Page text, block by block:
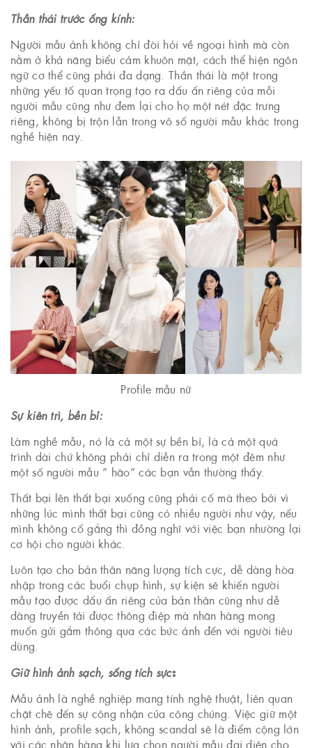
Thần thái trước ống kính:
Người mẫu ảnh không chỉ đòi hỏi về ngoại hình mà còn
nằm ở khả năng biểu cảm khuôn mặt, cách thể hiện ngôn
ngữ cơ thể cũng phải đa dạng. Thần thái là một trong
những yếu tố quan trọng tạo ra dấu ấn riêng của mỗi
người mẫu cũng như đem lại cho họ một nét đặc trưng
riêng, không bị trộn lẫn trong vô số người mẫu khác trong
nghề hiện nay.
Profile mẫu nữ
Sự kiên trì, bền bỉ:
Làm nghề mẫu, nó là cả một sự bền bỉ, là cả một quá
trình dài chứ không phải chỉ diễn ra trong một đêm như
một số người mẫu ” hão” các bạn vẫn thường thấy.
Thất bại lên thất bại xuống cũng phải cố mà theo bởi vì
những lúc mình thất bại cũng có nhiều người như vậy, nếu
mình không cố gắng thì đồng nghĩ với việc bạn nhường lại
cơ hội cho người khác.
Luôn tạo cho bản thân năng lượng tích cực, dễ dàng hòa
nhập trong các buổi chụp hình, sự kiện sẽ khiến người
mẫu tạo được dấu ấn riêng của bản thân cũng như dễ
dàng truyền tải được thông điệp mà nhãn hàng mong
muốn gửi gắm thông qua các bức ảnh đến với người tiêu
dùng.
Giữ hình ảnh sạch, sống tích sực:
Mẫu ảnh là nghề nghiệp mang tính nghệ thuật, liên quan
chặt chẽ đến sự công nhận của công chúng. Việc giữ một
hình ảnh, profile sạch, không scandal sẽ là điểm cộng lớn
với các nhãn hàng khi lựa chọn người mẫu đại diện cho